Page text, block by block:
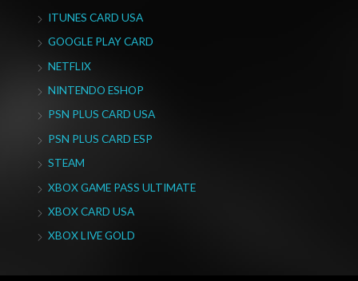
ITUNES CARD USA
GOOGLE PLAY CARD
NETFLIX
NINTENDO ESHOP
PSN PLUS CARD USA
PSN PLUS CARD ESP
STEAM
XBOX GAME PASS ULTIMATE
XBOX CARD USA
XBOX LIVE GOLD